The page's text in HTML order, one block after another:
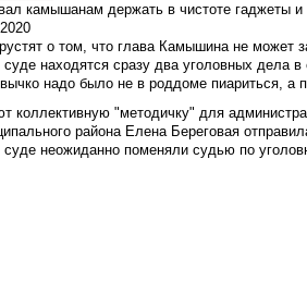
камышанам держать в чистоте гаджеты
о том, что глава Камышина не может
находятся сразу два уголовных дела
надо было не в роддоме пиариться, а
коллективную "методичку" для
района Елена Береговая
неожиданно поменяли судью по